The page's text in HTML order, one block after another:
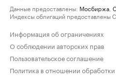
Данные предоставлены: Мосбиржа
Индексы облигаций предоставлены
Информация об ограничениях
О соблюдении авторских прав
Пользовательское соглашение
Политика в отношении